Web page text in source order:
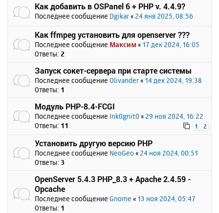
Как добавить в OSPanel 6 + PHP v. 4.4.9?
Последнее сообщение Dgikar « 24 янв 2025, 08:56
Как ffmpeg установить для openserver ???
Последнее сообщение Максим « 17 дек 2024, 16:05
Ответы: 2
Запуск сокет-сервера при старте системы
Последнее сообщение Olivander « 14 дек 2024, 19:38
Ответы: 1
Модуль PHP-8.4-FCGI
Последнее сообщение Ink0gnit0 « 29 ноя 2024, 16:22
Ответы: 11 1 2
Установить другую версию PHP
Последнее сообщение NeoGeo « 24 ноя 2024, 00:51
Ответы: 3
OpenServer 5.4.3 PHP_8.3 + Apache 2.4.59 -
Opcache
Последнее сообщение Gnome « 13 ноя 2024, 05:47
Ответы: 1